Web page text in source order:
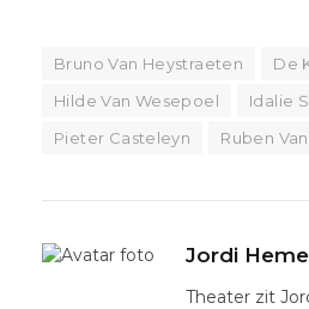
Bruno Van Heystraeten De
Hilde Van Wesepoel
Idalie
Pieter Casteleyn
Ruben
Jordi
Theater zit